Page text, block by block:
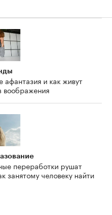
афантазия и как живут
воображения
переработки рушат
занятому человеку найти